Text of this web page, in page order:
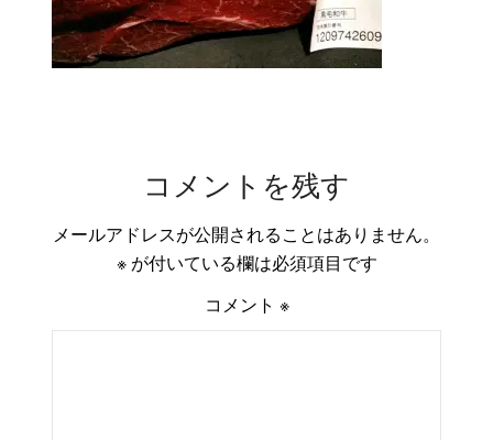
コメントを残す
メールアドレスが公開されることはありません。
※が付いている欄は必須項目です
コメント ※